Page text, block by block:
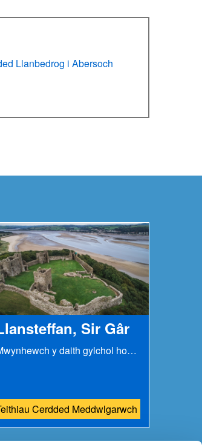
Llanbedrog i Abersoch
Sir Gâr
Mwynhewch y daith gylchol hon â'i golygfeydd panoramig...
Cerdded Meddwlgarwch